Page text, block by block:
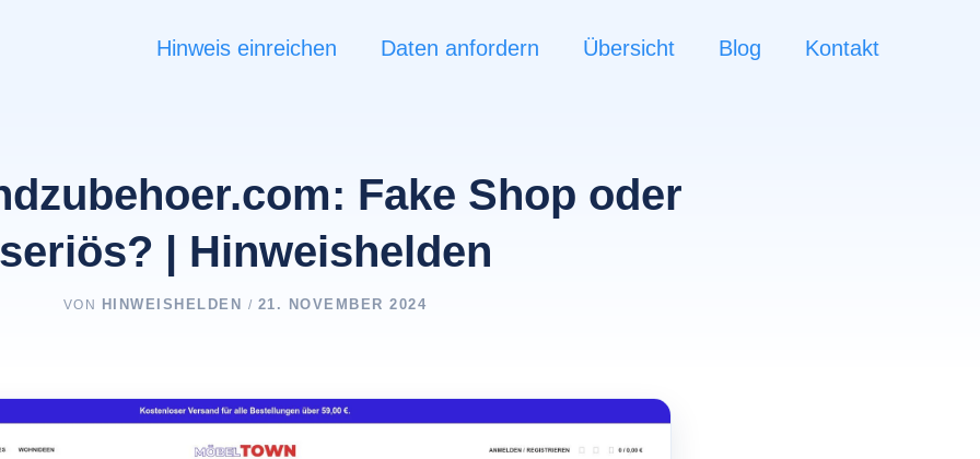
Hinweis einreichen Daten anfordern Übersicht Blog Kontakt
Fake Shop oder
| Hinweishelden
VON HINWEISHELDEN / 21. NOVEMBER 2024